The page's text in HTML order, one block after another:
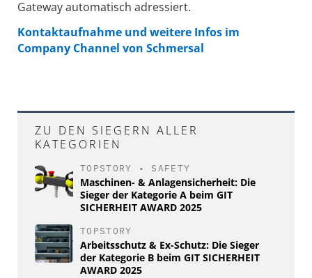
Gateway automatisch adressiert.
Kontaktaufnahme und weitere Infos im
Company Channel von Schmersal
ZU DEN SIEGERN ALLER
KATEGORIEN
TOPSTORY • SAFETY
Maschinen- & Anlagensicherheit: Die
Sieger der Kategorie A beim GIT
SICHERHEIT AWARD 2025
TOPSTORY
Arbeitsschutz & Ex-Schutz: Die Sieger
der Kategorie B beim GIT SICHERHEIT
AWARD 2025